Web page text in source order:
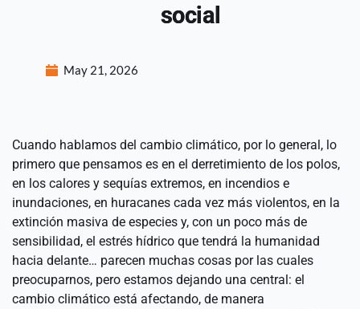
social
May 21, 2026
Cuando hablamos del cambio climático, por lo general, lo
primero que pensamos es en el derretimiento de los polos,
en los calores y sequías extremos, en incendios e
inundaciones, en huracanes cada vez más violentos, en la
extinción masiva de especies y, con un poco más de
sensibilidad, el estrés hídrico que tendrá la humanidad
hacia delante… parecen muchas cosas por las cuales
preocuparnos, pero estamos dejando una central: el
cambio climático está afectando, de manera